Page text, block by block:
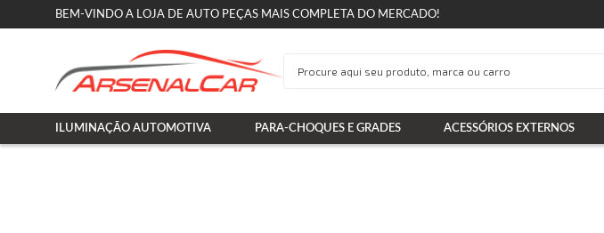
BEM-VINDO A LOJA DE AUTO PEÇAS MAIS COMPLETA DO MERCADO!
ILUMINAÇÃO AUTOMOTIVA PARA-CHOQUES E GRADES ACESSÓRIOS EXTERNOS